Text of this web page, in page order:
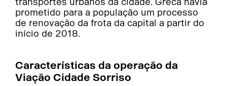
prometido para a população um processo
de renovação da frota da capital a partir do
início de 2018.
Características da operação da
Viação Cidade Sorriso